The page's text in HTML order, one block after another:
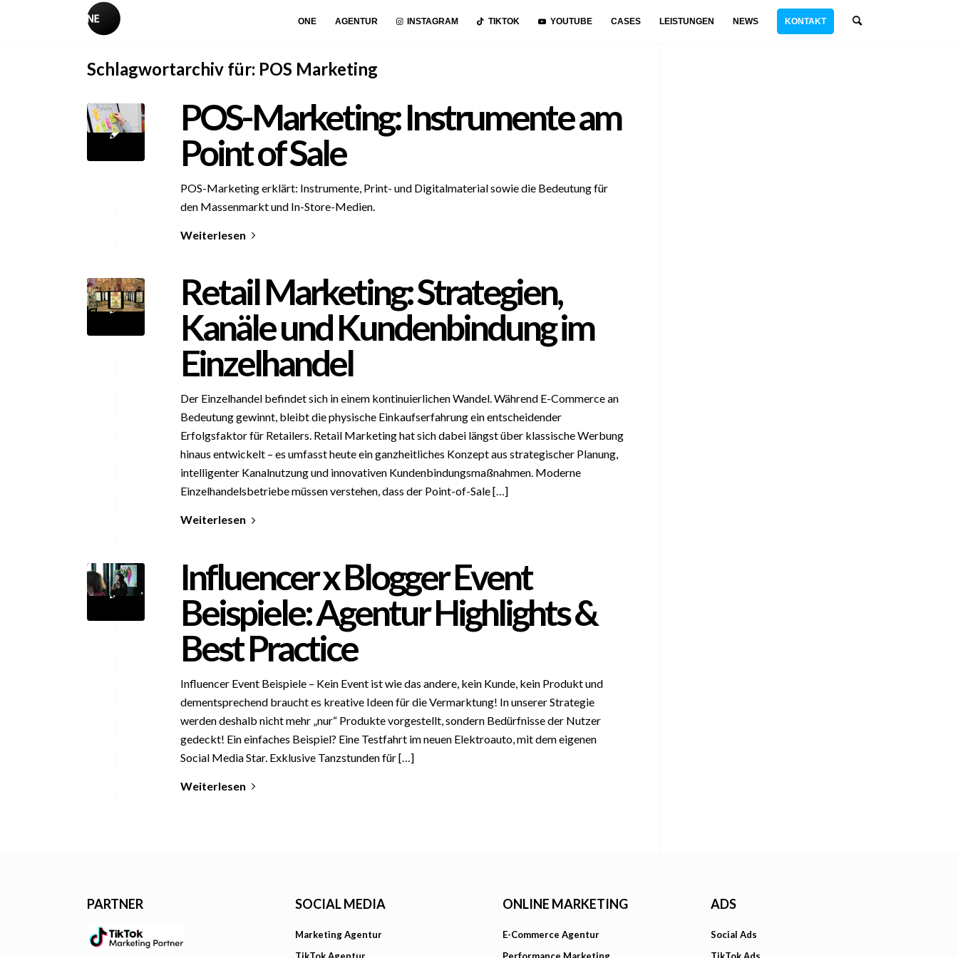
ONE AGENTUR INSTAGRAM TIKTOK YOUTUBE CASES LEISTUNGEN NEWS KONTAKT
Schlagwortarchiv für: POS Marketing
POS-Marketing: Instrumente am
Point of Sale
POS-Marketing erklärt: Instrumente, Print- und Digitalmaterial sowie die Bedeutung für
den Massenmarkt und In-Store-Medien.
Weiterlesen
Retail Marketing: Strategien,
Kanäle und Kundenbindung im
Einzelhandel
Der Einzelhandel befindet sich in einem kontinuierlichen Wandel. Während E-Commerce an
Bedeutung gewinnt, bleibt die physische Einkaufserfahrung ein entscheidender
Erfolgsfaktor für Retailers. Retail Marketing hat sich dabei längst über klassische Werbung
hinaus entwickelt – es umfasst heute ein ganzheitliches Konzept aus strategischer Planung,
intelligenter Kanalnutzung und innovativen Kundenbindungsmaßnahmen. Moderne
Einzelhandelsbetriebe müssen verstehen, dass der Point-of-Sale […]
Weiterlesen
Influencer x Blogger Event
Beispiele: Agentur Highlights &
Best Practice
Influencer Event Beispiele – Kein Event ist wie das andere, kein Kunde, kein Produkt und
dementsprechend braucht es kreative Ideen für die Vermarktung! In unserer Strategie
werden deshalb nicht mehr „nur“ Produkte vorgestellt, sondern Bedürfnisse der Nutzer
gedeckt! Ein einfaches Beispiel? Eine Testfahrt im neuen Elektroauto, mit dem eigenen
Social Media Star. Exklusive Tanzstunden für […]
Weiterlesen
PARTNER SOCIAL MEDIA
Marketing Agentur
TikTok Agentur
ONLINE MARKETING
E-Commerce Agentur
Performance Marketing
ADS
Social Ads
TikTok Ads